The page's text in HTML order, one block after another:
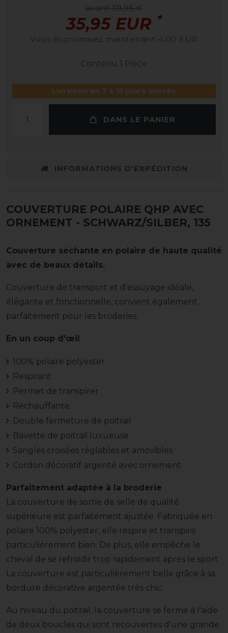
avant 39,95 €
35,95 EUR *
Vous économisez maintenant 4,00 EUR
Contenu 1 Pièce
Livraison en 7 à 10 jours ouvrés
DANS LE PANIER
INFORMATIONS D'EXPÉDITION
COUVERTURE POLAIRE QHP AVEC
ORNEMENT - SCHWARZ/SILBER, 135
Couverture séchante en polaire de haute qualité
avec de beaux détails.
Couverture de transport et d'essuyage idéale,
élégante et fonctionnelle, convient également
parfaitement pour les broderies.
En un coup d'œil
100% polaire polyester
Respirant
Permet de transpirer
Réchauffante
Double fermeture de poitrail
Bavette de poitrail luxueuse
Sangles croisées réglables et amovibles
Cordon décoratif argenté avec ornement
Parfaitement adaptée à la broderie
La couverture de sortie de selle de qualité
supérieure est parfaitement ajustée. Fabriquée en
polaire 100% polyester, elle respire et transpire
particulièrement bien. De plus, elle empêche le
cheval de se refroidir trop rapidement après le sport.
La couverture est particulièrement belle grâce à sa
bordure décorative argentée très chic.
Au niveau du poitrail, la couverture se ferme à l'aide
de deux boucles qui sont recouvertes d'une grande